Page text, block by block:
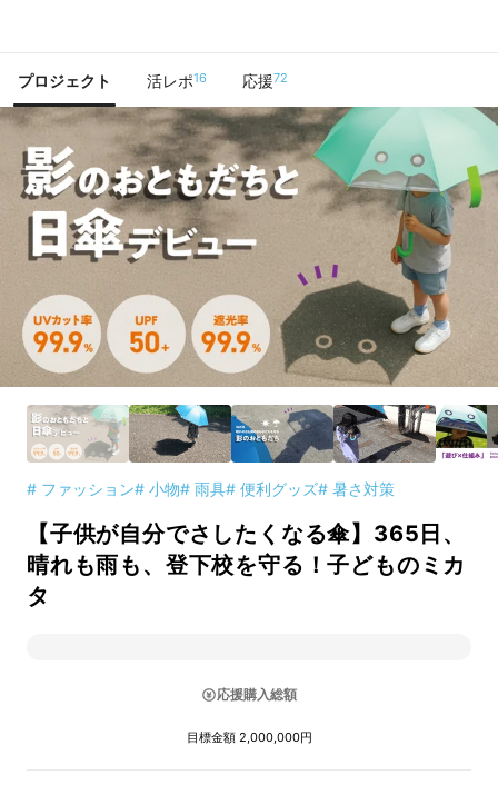
プロジェクト 活レポ16 応援72
# ファッション# 小物# 雨具# 便利グッズ# 暑さ対策
【子供が自分でさしたくなる傘】365日、
晴れも雨も、登下校を守る！子どものミカ
タ
応援購入総額
目標金額 2,000,000円